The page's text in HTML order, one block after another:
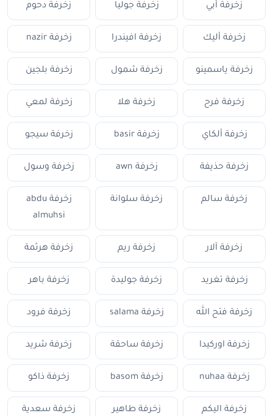
زخرفة أبي زخرفة جوليا زخرفة دحوم
زخرفة أليك زخرفة افيندرا زخرفة nazir
زخرفة ياسمينو زخرفة شمول زخرفة بلجين
زخرفة فرح زخرفة هلا زخرفة لمعي
زخرفة ألكاي زخرفة basir زخرفة سيجو
زخرفة حذيفة زخرفة awn زخرفة وسول
زخرفة سالم زخرفة سلوانة
زخرفة abdu
almuhsi
زخرفة آلار زخرفة ريم زخرفة هرثمة
زخرفة تغريد زخرفة جوليدة زخرفة باهر
زخرفة فتح الله زخرفة salama زخرفة فرود
زخرفة اوركيدا زخرفة ساحقة زخرفة شريد
زخرفة nuhaa زخرفة basom زخرفة ذاكو
زخرفة اليكم زخرفة طاهير زخرفة سعدية